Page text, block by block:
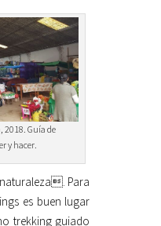
2018. Guía de
y hacer.
Para
es buen lugar
trekking guiado